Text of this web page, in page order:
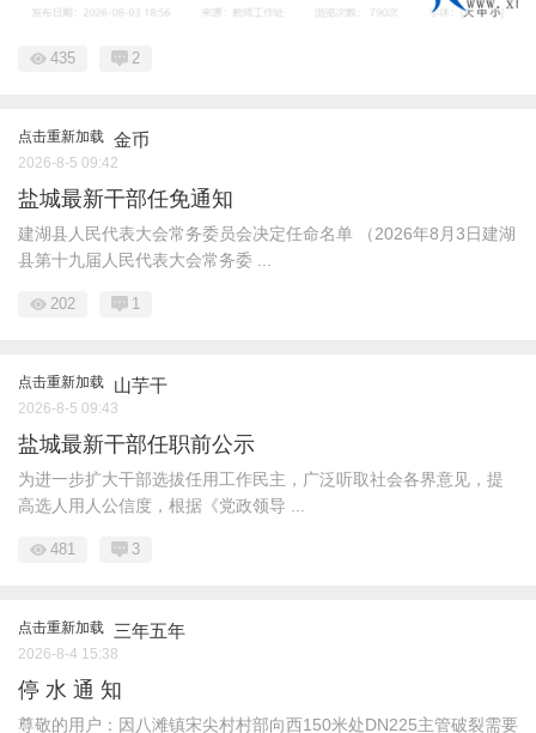
435 2
点击重新加载 金币
2026-8-5 09:42
盐城最新干部任免通知
建湖县人民代表大会常务委员会决定任命名单 （2026年8月3日建湖
县第十九届人民代表大会常务委 ...
202 1
点击重新加载 山芋干
2026-8-5 09:43
盐城最新干部任职前公示
为进一步扩大干部选拔任用工作民主，广泛听取社会各界意见，提
高选人用人公信度，根据《党政领导 ...
481 3
点击重新加载 三年五年
2026-8-4 15:38
停 水 通 知
尊敬的用户：因八滩镇宋尖村村部向西150米处DN225主管破裂需要